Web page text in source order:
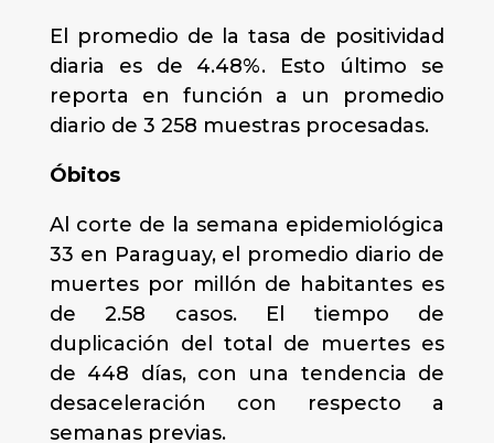
El promedio de la tasa de positividad
diaria es de 4.48%. Esto último se
reporta en función a un promedio
diario de 3 258 muestras procesadas.
Óbitos
Al corte de la semana epidemiológica
33 en Paraguay, el promedio diario de
muertes por millón de habitantes es
de 2.58 casos. El tiempo de
duplicación del total de muertes es
de 448 días, con una tendencia de
desaceleración con respecto a
semanas previas.